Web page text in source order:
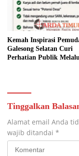
Kemah Inspirasi
Galesong Selatan Curi
Perhatian Publik
Tinggalkan
Alamat email Anda
wajib ditandai *